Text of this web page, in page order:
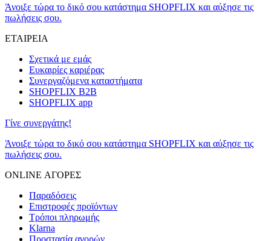
Άνοιξε τώρα το δικό σου κατάστημα SHOPFLIX και αύξησε τις
πωλήσεις σου.
ΕΤΑΙΡΕΙΑ
Σχετικά με εμάς
Ευκαιρίες καριέρας
Συνεργαζόμενα καταστήματα
SHOPFLIX B2B
SHOPFLIX app
Γίνε συνεργάτης!
Άνοιξε τώρα το δικό σου κατάστημα SHOPFLIX και αύξησε τις
πωλήσεις σου.
ONLINE ΑΓΟΡΕΣ
Παραδόσεις
Επιστροφές προϊόντων
Τρόποι πληρωμής
Klarna